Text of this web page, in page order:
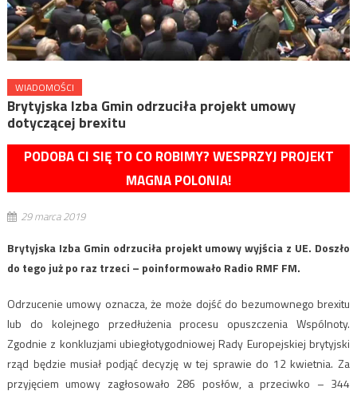
WIADOMOŚCI
Brytyjska Izba Gmin odrzuciła projekt umowy
dotyczącej brexitu
PODOBA CI SIĘ TO CO ROBIMY? WESPRZYJ PROJEKT
MAGNA POLONIA!
29 marca 2019
Brytyjska Izba Gmin odrzuciła projekt umowy wyjścia z UE. Doszło
do tego już po raz trzeci – poinformowało Radio RMF FM.
Odrzucenie umowy oznacza, że może dojść do bezumownego brexitu
lub do kolejnego przedłużenia procesu opuszczenia Wspólnoty.
Zgodnie z konkluzjami ubiegłotygodniowej Rady Europejskiej brytyjski
rząd będzie musiał podjąć decyzję w tej sprawie do 12 kwietnia. Za
przyjęciem umowy zagłosowało 286 posłów, a przeciwko – 344